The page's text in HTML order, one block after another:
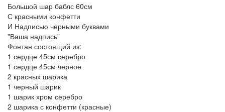
Большой шар баблс 60см
С красными конфетти
И Надписью черными буквами
"Ваша надпись"
Фонтан состоящий из:
1 сердце 45см серебро
1 сердце 45см черное
2 красных шарика
1 черный шарик
1 шарик хром серебро
2 шарика с конфетти (красные)